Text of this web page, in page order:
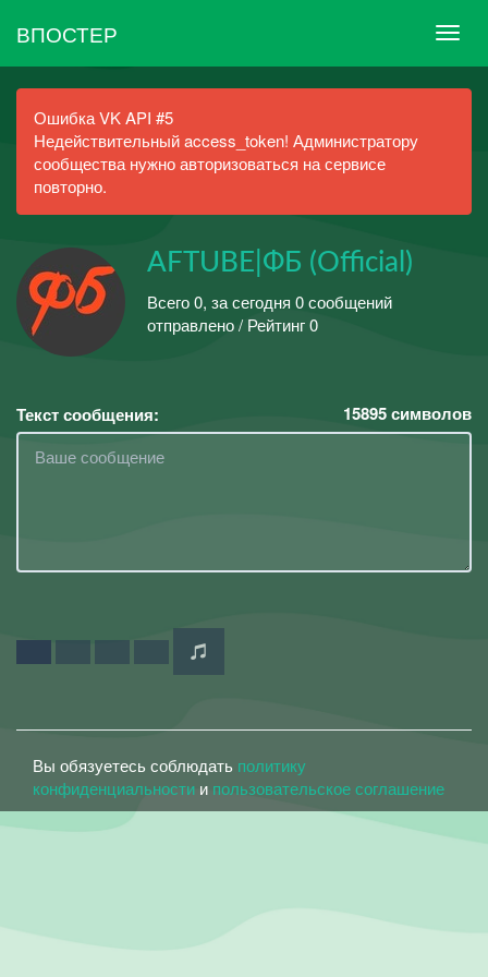
ВПОСТЕР
Ошибка VK API #5
Недействительный access_token! Администратору
сообщества нужно авторизоваться на сервисе
повторно.
AFTUBE|ФБ (Official)
Всего 0, за сегодня 0 сообщений
отправлено / Рейтинг 0
Текст сообщения: 15895символов
Вы обязуетесь соблюдать политику
конфиденциальности и пользовательское соглашение